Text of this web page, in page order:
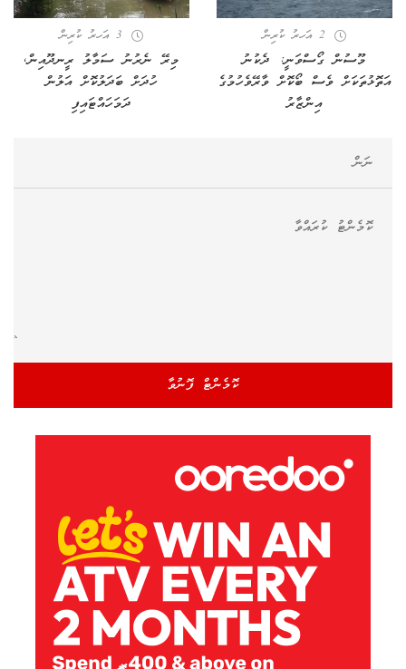
2 އަހރު ކުރިން
މޫސުން ގޯސްވަނީ: ދެކުނު
އަތޮޅުތަކަށް ވެސް ބޯކޮށް ވާރޭވެހުމުގެ
އިންޒާރު
3 އަހރު ކުރިން
މިރޭ ނެރުނު ސަމާލު ރީނދޫއިން,
ހުދަށް ބަދަލުކޮށް އަލުން
ދަމަހައްޓައިފި